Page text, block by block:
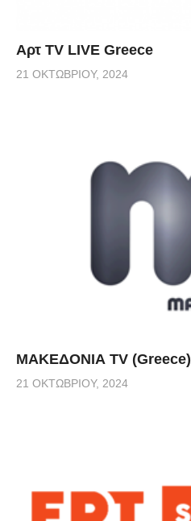
Αρτ TV LIVE Greece
21 ΟΚΤΩΒΡΊΟΥ, 2024
ΜΑΚΕΔΟΝΙΑ TV (Greece)
21 ΟΚΤΩΒΡΊΟΥ, 2024